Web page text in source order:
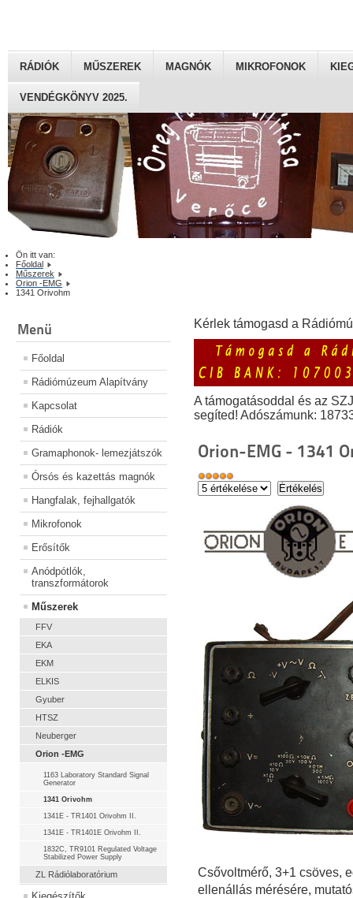
RÁDIÓK MŰSZEREK MAGNÓK MIKROFONOK
VENDÉGKÖNYV 2025.
Ön itt van:
Főoldal
Műszerek
Orion -EMG
1341 Orivohm
Menü
Főoldal
Rádiómúzeum Alapítvány
Kapcsolat
Rádiók
Gramaphonok- lemezjátszók
Órsós és kazettás magnók
Hangfalak, fejhallgatók
Mikrofonok
Erősítők
Anódpótlók,
transzformátorok
Műszerek
FFV
EKA
EKM
ELKIS
Gyuber
HTSZ
Neuberger
Orion -EMG
1163 Laboratory Standard Signal
Generator
1341 Orivohm
1341E - TR1401 Orivohm II.
1341E - TR1401E Orivohm II.
1832C, TR9101 Regulated Voltage
Stabilized Power Supply
ZL Rádiólaboratórium
Kérlek támogasd a
A támogatásoddal és az
segíted! Adószámunk:
Orion-EMG - 1341
Csővoltmérő, 3+1 csöves,
ellenállás mérésére,